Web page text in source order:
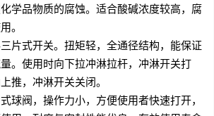
学品物质的腐蚀。适合酸碱浓度较高，腐
。
片式开关。扭矩轻，全通径结构，能保证
。使用时向下拉冲淋拉杆，冲淋开关打
推，冲淋开关关闭。
球阀，操作力小，方便使用者快速打开，